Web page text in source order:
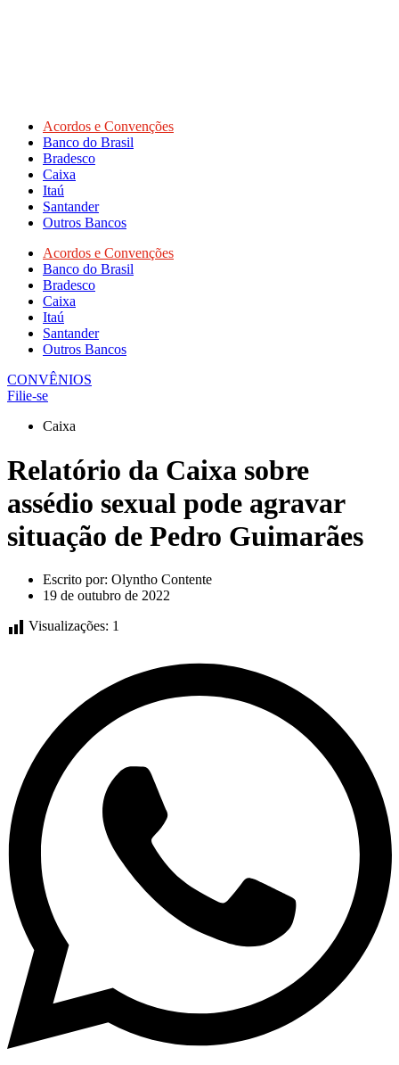
Acordos e Convenções
Banco do Brasil
Bradesco
Caixa
Itaú
Santander
Outros Bancos
Acordos e Convenções
Banco do Brasil
Bradesco
Caixa
Itaú
Santander
Outros Bancos
CONVÊNIOS
Filie-se
Caixa
Relatório da Caixa sobre
assédio sexual pode agravar
situação de Pedro Guimarães
Escrito por: Olyntho Contente
19 de outubro de 2022
Visualizações: 1